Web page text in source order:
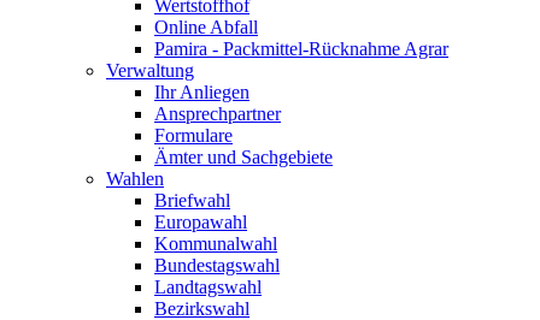
Wertstoffhof
Online Abfall
Pamira - Packmittel-Rücknahme Agrar
Verwaltung
Ihr Anliegen
Ansprechpartner
Formulare
Ämter und Sachgebiete
Wahlen
Briefwahl
Europawahl
Kommunalwahl
Bundestagswahl
Landtagswahl
Bezirkswahl